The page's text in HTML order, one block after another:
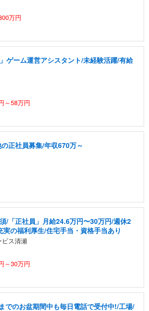
万円
ゲーム運営アシスタント/未経験活躍/有給
～58万円
正社員募集/年収670万～
/「正社員」月給24.6万円〜30万円/週休2
実の福利厚生/住宅手当・資格手当あり
ビス清瀬
～30万円
でのお盆期間中も毎日電話で受付中!/工場/